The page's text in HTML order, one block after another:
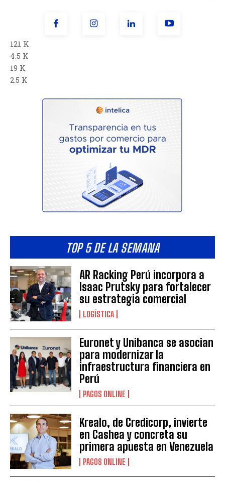
121 K
4.5 K
19 K
2.5 K
TOP 5 DE LA SEMANA
AR Racking Perú incorpora a
Isaac Prutsky para fortalecer
su estrategia comercial
LOGÍSTICA
Euronet y Unibanca se asocian
para modernizar la
infraestructura financiera en
Perú
PAGOS ONLINE
Krealo, de Credicorp, invierte
en Cashea y concreta su
primera apuesta en Venezuela
PAGOS ONLINE